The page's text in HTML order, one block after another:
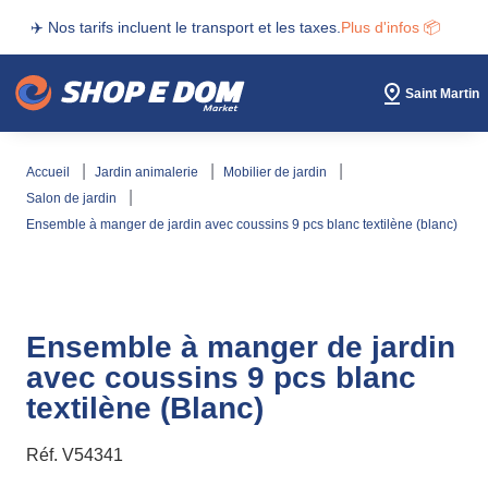
✈️ Nos tarifs incluent le transport et les taxes. Plus d'infos 📦
Saint Martin
accueil jardin animalerie
mobilier de jardin
salon de jardin
ensemble à manger de jardin avec coussins 9 pcs blanc textilène (blanc)
Ensemble à manger de jardin
avec coussins 9 pcs blanc
textilène (Blanc)
Réf. V54341